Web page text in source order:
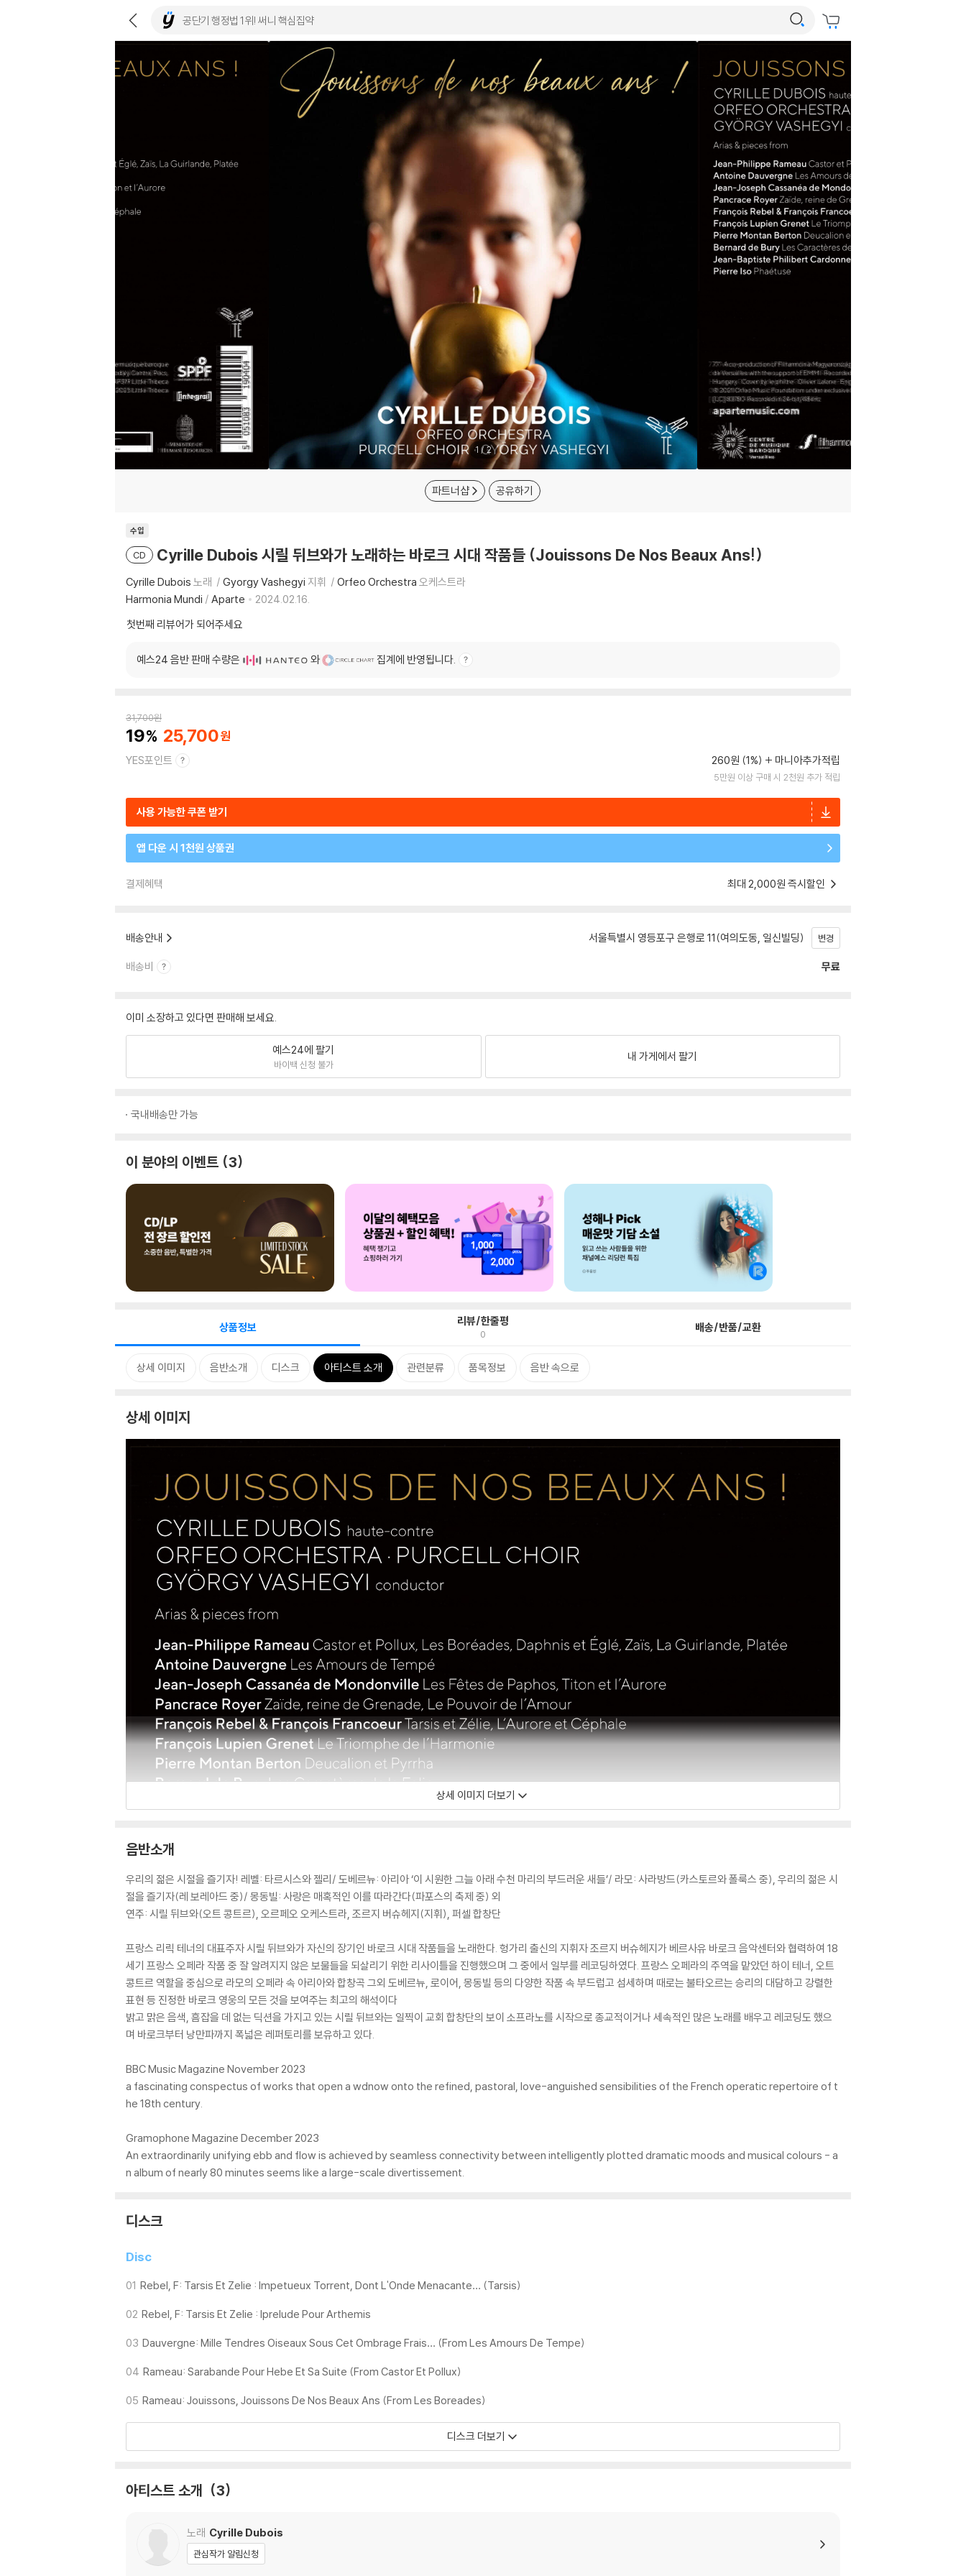
1 /2
파트너샵 공유하기
수입
CD Cyrille Dubois 시릴 뒤브와가 노래하는 바로크 시대 작품들 (Jouissons De Nos Beaux Ans!)
Cyrille Dubois 노래 Gyorgy Vashegyi 지휘 Orfeo Orchestra 오케스트라
Harmonia Mundi / Aparte
2024.02.16.
첫번째 리뷰어가 되어주세요
예스24 음반 판매 수량은 와 집계에 반영됩니다.
31,700원
19 25,700
YES포인트 260원 (1%) 마니아추가적립
5만원 이상 구매 시 2천원 추가 적립
사용 가능한 쿠폰 받기
앱 다운 시 1천원 상품권
결제혜택 최대 2,000원 즉시할인
배송안내 서울특별시 영등포구 은행로 11(여의도동, 일신빌딩) 변경
배송비 무료
이미 소장하고 있다면 판매해 보세요.
예스24에 팔기
바이백 신청 불가
내 가게에서 팔기
국내배송만 가능
이 분야의 이벤트 3
상품정보 리뷰/한줄평
0 배송/반품/교환
상세 이미지 음반소개 디스크 아티스트 소개 관련분류 품목정보 음반 속으로
상세 이미지
상세 이미지 더보기
음반소개
우리의 젊은 시절을 즐기자! 레벨: 타르시스와 젤리/ 도베르뉴: 아리아 ‘이 시원한 그늘 아래 수천 마리의 부드러운 새들’/ 라모: 사라방드(카스토르와 폴룩스 중), 우리의 젊은 시
절을 즐기자(레 보레아드 중)/ 몽동빌: 사랑은 매혹적인 이를 따라간다(파포스의 축제 중) 외
연주: 시릴 뒤브와(오트 콩트르), 오르페오 오케스트라, 조르지 버슈헤지(지휘), 퍼셀 합창단
프랑스 리릭 테너의 대표주자 시릴 뒤브와가 자신의 장기인 바로크 시대 작품들을 노래한다. 헝가리 출신의 지휘자 조르지 버슈헤지가 베르사유 바로크 음악센터와 협력하여 18
세기 프랑스 오페라 작품 중 잘 알려지지 않은 보물들을 되살리기 위한 리사이틀을 진행했으며 그 중에서 일부를 레코딩하였다. 프랑스 오페라의 주역을 맡았던 하이 테너, 오트
콩트르 역할을 중심으로 라모의 오페라 속 아리아와 합창곡 그외 도베르뉴, 로이어, 몽동빌 등의 다양한 작품 속 부드럽고 섬세하며 때로는 불타오르는 승리의 대담하고 강렬한
표현 등 진정한 바로크 영웅의 모든 것을 보여주는 최고의 해석이다
밝고 맑은 음색, 흠잡을 데 없는 딕션을 가지고 있는 시릴 뒤브와는 일찍이 교회 합창단의 보이 소프라노를 시작으로 종교적이거나 세속적인 많은 노래를 배우고 레코딩도 했으
며 바로크부터 낭만파까지 폭넓은 레퍼토리를 보유하고 있다.
BBC Music Magazine November 2023
a fascinating conspectus of works that open a wdnow onto the refined, pastoral, love-anguished sensibilities of the French operatic repertoire of t
he 18th century.
Gramophone Magazine December 2023
An extraordinarily unifying ebb and flow is achieved by seamless connectivity between intelligently plotted dramatic moods and musical colours - a
n album of nearly 80 minutes seems like a large-scale divertissement.
디스크
Disc
01 Rebel, F: Tarsis Et Zelie : Impetueux Torrent, Dont L'Onde Menacante… (Tarsis)
02 Rebel, F: Tarsis Et Zelie : Iprelude Pour Arthemis
03 Dauvergne: Mille Tendres Oiseaux Sous Cet Ombrage Frais… (From Les Amours De Tempe)
04 Rameau: Sarabande Pour Hebe Et Sa Suite (From Castor Et Pollux)
05 Rameau: Jouissons, Jouissons De Nos Beaux Ans (From Les Boreades)
디스크 더보기
아티스트 소개 3
노래 Cyrille Dubois
관심작가 알림신청